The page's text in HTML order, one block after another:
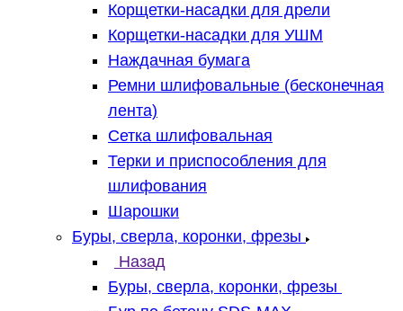
Корщетки-насадки для дрели
Корщетки-насадки для УШМ
Наждачная бумага
Ремни шлифовальные (бесконечная
лента)
Сетка шлифовальная
Терки и приспособления для
шлифования
Шарошки
Буры, сверла, коронки, фрезы
Назад
Буры, сверла, коронки, фрезы